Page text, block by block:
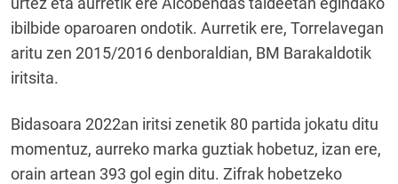
ibilbide oparoaren ondotik. Aurretik ere, Torrelavegan
aritu zen 2015/2016 denboraldian, BM Barakaldotik
iritsita.
Bidasoara 2022an iritsi zenetik 80 partida jokatu ditu
momentuz, aurreko marka guztiak hobetuz, izan ere,
orain artean 393 gol egin ditu. Zifrak hobetzeko